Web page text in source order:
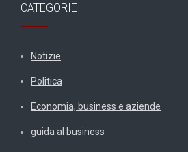
CATEGORIE
Notizie
Politica
Economia, business e aziende
guida al business